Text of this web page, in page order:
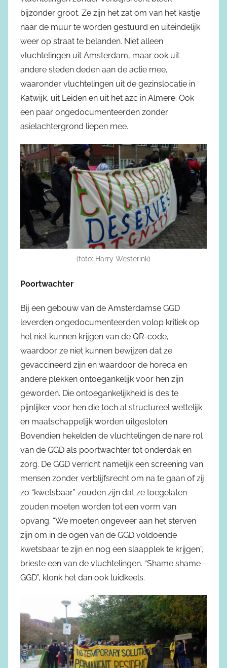
bijzonder groot. Ze zijn het zat om van het kastje
naar de muur te worden gestuurd en uiteindelijk
weer op straat te belanden. Niet alleen
vluchtelingen uit Amsterdam, maar ook uit
andere steden deden aan de actie mee,
waaronder vluchtelingen uit de gezinslocatie in
Katwijk, uit Leiden en uit het azc in Almere. Ook
een paar ongedocumenteerden zonder
asielachtergrond liepen mee.
(foto: Harry Westerink)
Poortwachter
Bij een gebouw van de Amsterdamse GGD
leverden ongedocumenteerden volop kritiek op
het niet kunnen krijgen van de QR-code,
waardoor ze niet kunnen bewijzen dat ze
gevaccineerd zijn en waardoor de horeca en
andere plekken ontoegankelijk voor hen zijn
geworden. Die ontoegankelijkheid is des te
pijnlijker voor hen die toch al structureel wettelijk
en maatschappelijk worden uitgesloten.
Bovendien hekelden de vluchtelingen de nare rol
van de GGD als poortwachter tot onderdak en
zorg. De GGD verricht namelijk een screening van
mensen zonder verblijfsrecht om na te gaan of zij
zo “kwetsbaar” zouden zijn dat ze toegelaten
zouden moeten worden tot een vorm van
opvang. “We moeten ongeveer aan het sterven
zijn om in de ogen van de GGD voldoende
kwetsbaar te zijn en nog een slaapplek te krijgen”,
brieste een van de vluchtelingen. “Shame shame
GGD”, klonk het dan ook luidkeels.